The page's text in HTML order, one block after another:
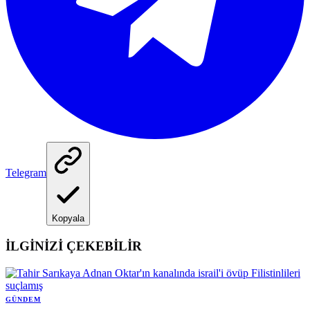
Telegram
Kopyala
İLGİNİZİ ÇEKEBİLİR
GÜNDEM